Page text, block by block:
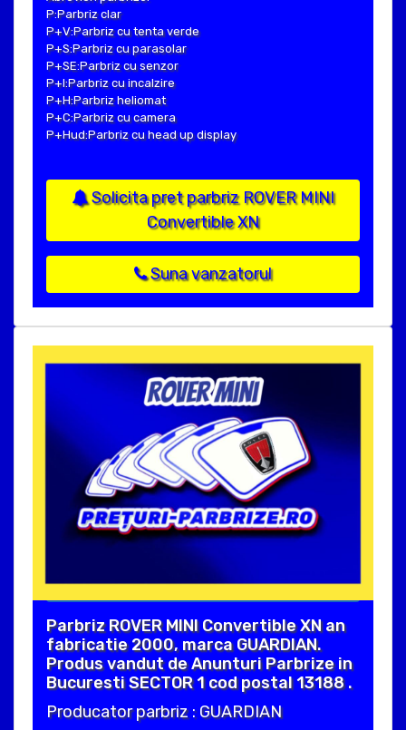
P:Parbriz clar
P+V:Parbriz cu tenta verde
P+S:Parbriz cu parasolar
P+SE:Parbriz cu senzor
P+I:Parbriz cu incalzire
P+H:Parbriz heliomat
P+C:Parbriz cu camera
P+Hud:Parbriz cu head up display
Solicita pret parbriz ROVER MINI
Convertible XN
Suna vanzatorul
Parbriz ROVER MINI Convertible XN an
fabricatie 2000, marca GUARDIAN.
Produs vandut de Anunturi Parbrize in
Bucuresti SECTOR 1 cod postal 13188 .
Producator parbriz : GUARDIAN